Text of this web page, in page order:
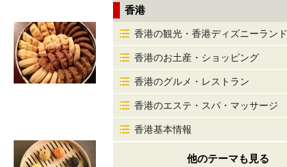
香港
香港の観光・香港ディズニーランド
香港のお土産・ショッピング
香港のグルメ・レストラン
香港のエステ・スパ・マッサージ
香港基本情報
他のテーマも見る